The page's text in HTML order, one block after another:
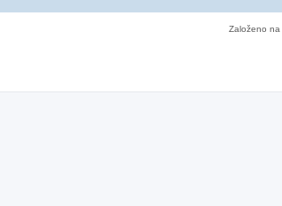
Založeno na